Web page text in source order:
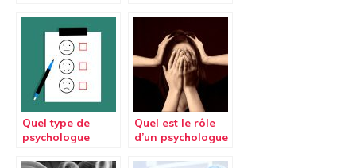
chirurgie
esthétique en
Tunisie !
Quel type de
psychologue
Quel est le rôle
d’un psychologue